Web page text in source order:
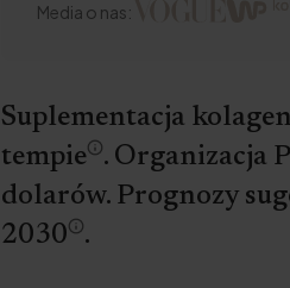
Media o nas:
Suplementacja
tempie
. Organizacja
dolarów. Prognozy
2030
.